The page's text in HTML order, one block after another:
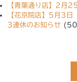
【青葉通り店】2月
【花京院店】5月3
3連休のお知らせ